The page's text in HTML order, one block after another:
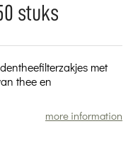
stuks
met
thee en
more information